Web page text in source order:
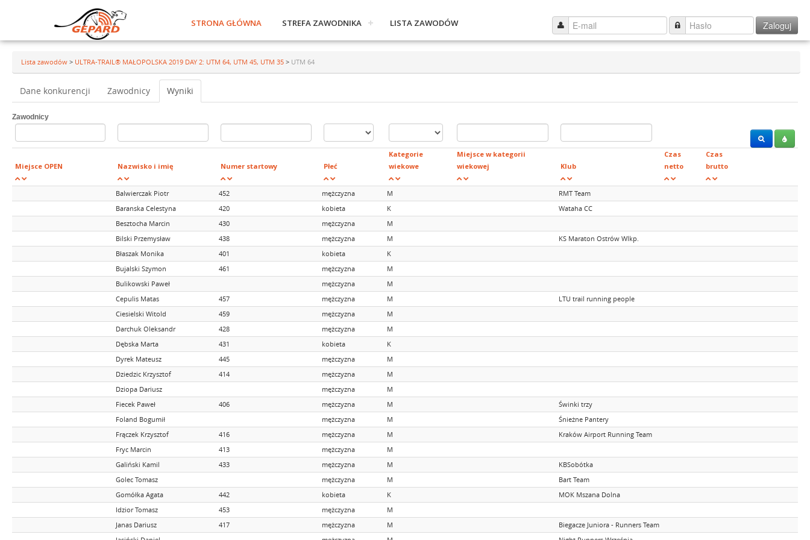
Zaloguj
STRONA GŁÓWNA STREFA ZAWODNIKA LISTA ZAWODÓW
Lista zawodów > ULTRA-TRAIL® MAŁOPOLSKA 2019 DAY 2: UTM 64, UTM 45, UTM 35 > UTM 64
Dane konkurencji Zawodnicy Wyniki
Zawodnicy
Miejsce OPEN Nazwisko i imię Numer startowy Płeć
Kategorie
wiekowe
Miejsce w kategorii
wiekowej
Klub
Czas
netto
Czas
brutto
Balwierczak Piotr 452 mężczyzna M
RMT Team
Baranska Celestyna
420 kobieta K
Wataha CC
Besztocha Marcin
430 mężczyzna
M
Bilski Przemysław
438 mężczyzna M
KS Maraton Ostrów Wlkp.
Błaszak Monika
401 kobieta
K
Bujalski Szymon
461 mężczyzna
M
Bulikowski Paweł
mężczyzna
M
Cepulis Matas
457 mężczyzna M
LTU trail running people
Ciesielski Witold
459 mężczyzna
M
Darchuk Oleksandr
428 mężczyzna
M
Dębska Marta
431 kobieta
K
Dyrek Mateusz
445 mężczyzna
M
Dziedzic Krzysztof
414 mężczyzna
M
Dziopa Dariusz
mężczyzna
M
Fiecek Paweł
406 mężczyzna M
Świnki trzy
Foland Bogumił
mężczyzna M
Śnieżne Pantery
Frączek Krzysztof
416 mężczyzna M
Kraków Airport Running Team
Fryc Marcin
413 mężczyzna
M
Galiński Kamil
433 mężczyzna M
KBSobótka
Golec Tomasz
mężczyzna M
Bart Team
Gomółka Agata
442 kobieta K
MOK Mszana Dolna
Idzior Tomasz
453 mężczyzna
M
Janas Dariusz
417 mężczyzna M
Biegacze Juniora - Runners Team